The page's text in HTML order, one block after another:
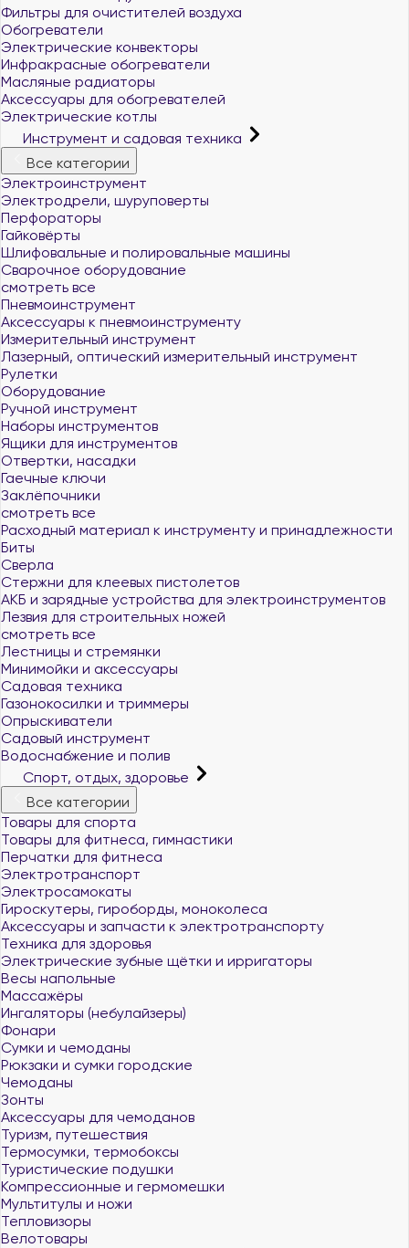
Фильтры для очистителей воздуха
Обогреватели
Электрические конвекторы
Инфракрасные обогреватели
Масляные радиаторы
Аксессуары для обогревателей
Электрические котлы
Инструмент и садовая техника
Все категории
Электроинструмент
Электродрели, шуруповерты
Перфораторы
Гайковёрты
Шлифовальные и полировальные машины
Сварочное оборудование
смотреть все
Пневмоинструмент
Аксессуары к пневмоинструменту
Измерительный инструмент
Лазерный, оптический измерительный инструмент
Рулетки
Оборудование
Ручной инструмент
Наборы инструментов
Ящики для инструментов
Отвертки, насадки
Гаечные ключи
Заклёпочники
смотреть все
Расходный материал к инструменту и принадлежности
Биты
Сверла
Стержни для клеевых пистолетов
АКБ и зарядные устройства для электроинструментов
Лезвия для строительных ножей
смотреть все
Лестницы и стремянки
Минимойки и аксессуары
Садовая техника
Газонокосилки и триммеры
Опрыскиватели
Садовый инструмент
Водоснабжение и полив
Спорт, отдых, здоровье
Все категории
Товары для спорта
Товары для фитнеса, гимнастики
Перчатки для фитнеса
Электротранспорт
Электросамокаты
Гироскутеры, гироборды, моноколеса
Аксессуары и запчасти к электротранспорту
Техника для здоровья
Электрические зубные щётки и ирригаторы
Весы напольные
Массажёры
Ингаляторы (небулайзеры)
Фонари
Сумки и чемоданы
Рюкзаки и сумки городские
Чемоданы
Зонты
Аксессуары для чемоданов
Туризм, путешествия
Термосумки, термобоксы
Туристические подушки
Компрессионные и гермомешки
Мультитулы и ножи
Тепловизоры
Велотовары